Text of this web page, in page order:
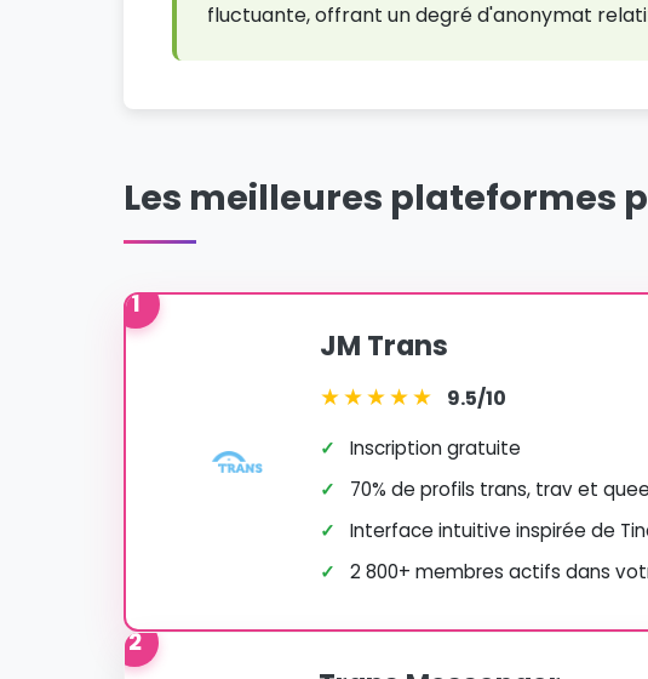
fluctuante, offrant un degré d'anonymat
Les meilleures plateformes
1
JM Trans
★★★★★ 9.5/10
✓
Inscription gratuite
✓
70% de profils trans, trav et
✓
Interface intuitive inspirée de
✓
2 800+ membres actifs dans
2